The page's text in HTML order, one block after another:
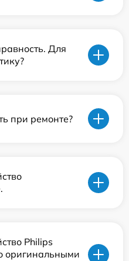
Для
при ремонте?
Philips
оригинальными